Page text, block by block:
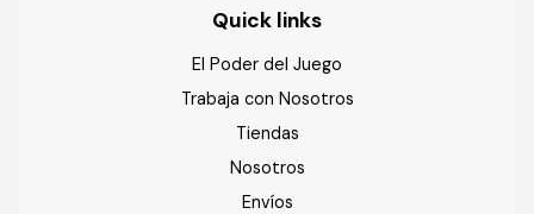
Quick links
El Poder del Juego
Trabaja con Nosotros
Tiendas
Nosotros
Envíos